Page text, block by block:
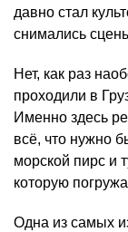
давно стал
снимались
Нет, как раз
проходили в
Именно здесь
всё, что нужно
морской пирс и
которую
Одна из самых